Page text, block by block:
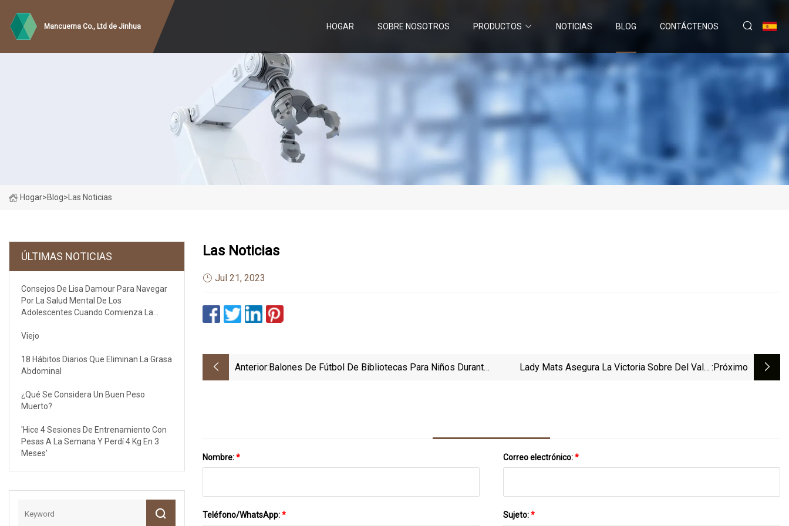
Mancuerna Co., Ltd de Jinhua HOGAR SOBRE NOSOTROS PRODUCTOS NOTICIAS BLOG CONTÁCTENOS
Hogar>Blog> Las Noticias
ÚLTIMAS NOTICIAS
Consejos De Lisa Damour Para Navegar
Por La Salud Mental De Los
Adolescentes Cuando Comienza La
Viejo
18 Hábitos Diarios Que Eliminan La Grasa
Abdominal
¿Qué Se Considera Un Buen Peso
Muerto?
'Hice 4 Sesiones De Entrenamiento Con
Pesas A La Semana Y Perdí 4 Kg En 3
Meses'
Las Noticias
Jul 21, 2023
Anterior:Balones De Fútbol De Bibliotecas Para Niños Durante
Lady Mats Asegura La Victoria Sobre Del Valle :próximo
Nombre:* Correo electrónico:*
Teléfono/WhatsApp:* Sujeto:*